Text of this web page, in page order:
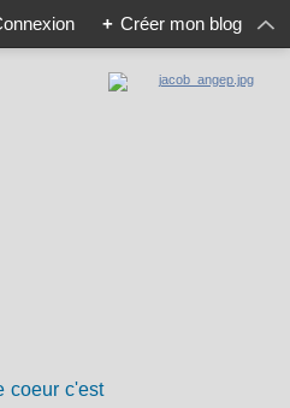
+ Créer mon blog
coeur c'est